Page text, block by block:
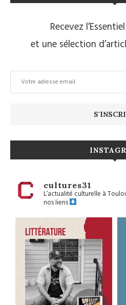
Recevez
et une sélection
cultures31
L’actualité culturelle à
nos liens